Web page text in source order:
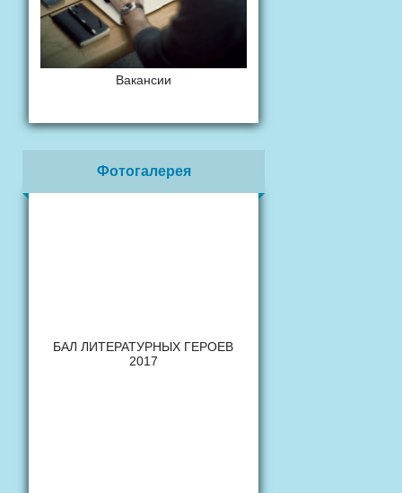
Вакансии
Фотогалерея
БАЛ ЛИТЕРАТУРНЫХ ГЕРОЕВ
2017